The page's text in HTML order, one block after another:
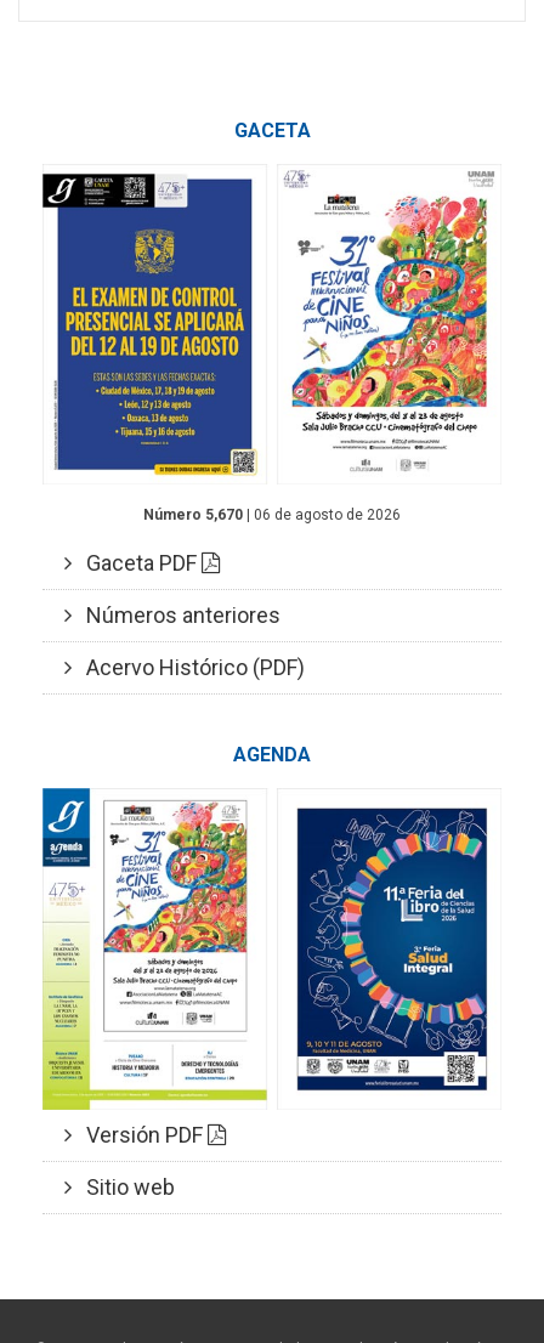
GACETA
Número 5,670 | 06 de agosto de 2026
Gaceta PDF
Números anteriores
Acervo Histórico (PDF)
AGENDA
Versión PDF
Sitio web